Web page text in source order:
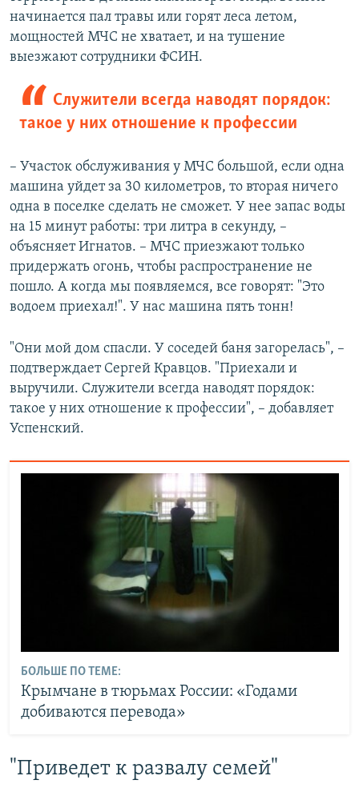
начинается пал травы или горят леса летом,
мощностей МЧС не хватает, и на тушение
выезжают сотрудники ФСИН.
Служители всегда наводят порядок:
такое у них отношение к профессии
– Участок обслуживания у МЧС большой, если одна
машина уйдет за 30 километров, то вторая ничего
одна в поселке сделать не сможет. У нее запас воды
на 15 минут работы: три литра в секунду, –
объясняет Игнатов. – МЧС приезжают только
придержать огонь, чтобы распространение не
пошло. А когда мы появляемся, все говорят: "Это
водоем приехал!". У нас машина пять тонн!
"Они мой дом спасли. У соседей баня загорелась", –
подтверждает Сергей Кравцов. "Приехали и
выручили. Служители всегда наводят порядок:
такое у них отношение к профессии", – добавляет
Успенский.
БОЛЬШЕ ПО ТЕМЕ:
Крымчане в тюрьмах России: «Годами
добиваются перевода»
"Приведет к развалу семей"